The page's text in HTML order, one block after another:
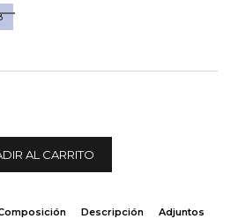
AL CARRITO
Descripción Adjuntos